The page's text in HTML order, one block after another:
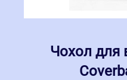
Чохол для